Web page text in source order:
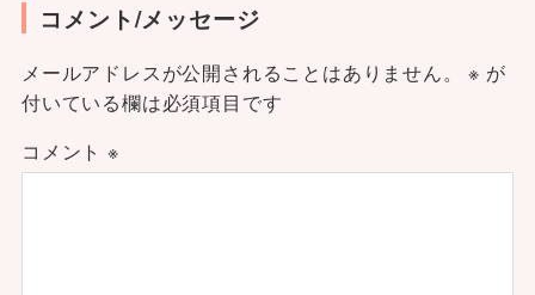
コメント/メッセージ
メールアドレスが公開されることはありません。 ※ が
付いている欄は必須項目です
コメント ※